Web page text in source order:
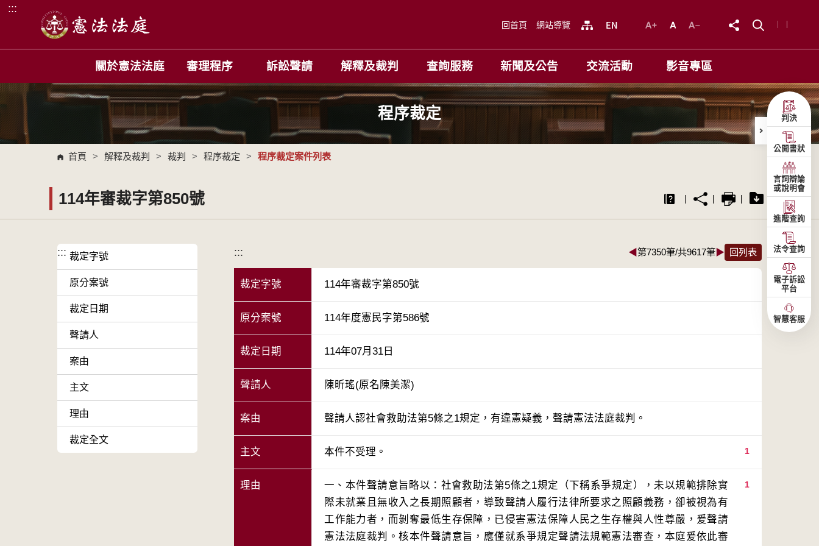
跳到主要內容區塊
:::
回首頁 網站導覽
關於憲法法庭 審理程序 訴訟聲請 解釋及裁判 查詢服務 新聞及公告 交流活動 影音專區
程序裁定
首頁 > 解釋及裁判 > 裁判 > 程序裁定 > 程序裁定案件列表
114年審裁字第850號
::: 裁定字號
原分案號
裁定日期
聲請人
案由
主文
理由
裁定全文
::: ◀第7350筆/共9617筆▶ 回列表
裁定字號 114年審裁字第850號
原分案號 114年度憲民字第586號
裁定日期 114年07月31日
聲請人 陳昕瑤(原名陳美潔)
案由 聲請人認社會救助法第5條之1規定，有違憲疑義，聲請憲法法庭裁判。
主文 1
本件不受理。
理由 1
一、本件聲請意旨略以：社會救助法第5條之1規定（下稱系爭規定），未以規範排除實
際未就業且無收入之長期照顧者，導致聲請人履行法律所要求之照顧義務，卻被視為有
工作能力者，而剝奪最低生存保障，已侵害憲法保障人民之生存權與人性尊嚴，爰聲請
憲法法庭裁判。核本件聲請意旨，應僅就系爭規定聲請法規範憲法審查，本庭爰依此審
判決
公開書狀
言詞辯論
或說明會
進階查詢
法令查詢
電子訴訟
平台
智慧客服